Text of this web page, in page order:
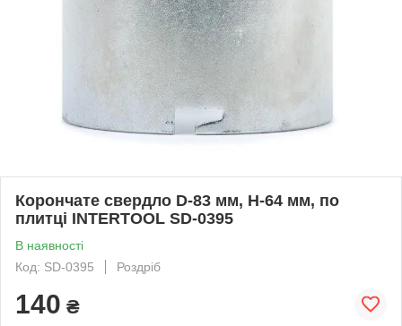
Корончате свердло D-83 мм, H-64 мм, по
плитці INTERTOOL SD-0395
В наявності
Код: SD-0395
Роздріб
140 ₴